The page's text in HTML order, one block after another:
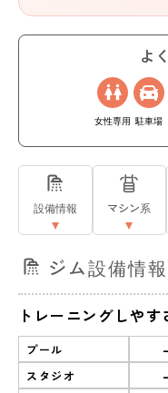
よ
女性専用 駐車場
設備情報 マシン系
ジム設備情報
トレーニングしやす
プール -
スタジオ -